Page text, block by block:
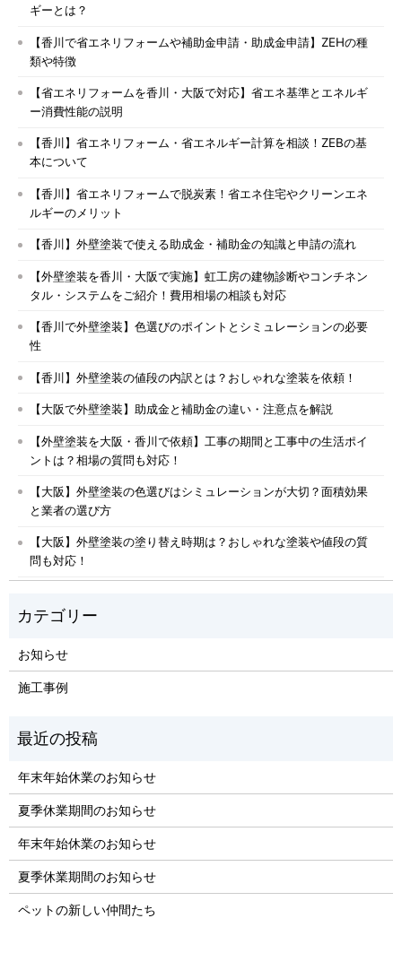
ギーとは？
【香川で省エネリフォームや補助金申請・助成金申請】ZEHの種
類や特徴
【省エネリフォームを香川・大阪で対応】省エネ基準とエネルギ
ー消費性能の説明
【香川】省エネリフォーム・省エネルギー計算を相談！ZEBの基
本について
【香川】省エネリフォームで脱炭素！省エネ住宅やクリーンエネ
ルギーのメリット
【香川】外壁塗装で使える助成金・補助金の知識と申請の流れ
【外壁塗装を香川・大阪で実施】虹工房の建物診断やコンチネン
タル・システムをご紹介！費用相場の相談も対応
【香川で外壁塗装】色選びのポイントとシミュレーションの必要
性
【香川】外壁塗装の値段の内訳とは？おしゃれな塗装を依頼！
【大阪で外壁塗装】助成金と補助金の違い・注意点を解説
【外壁塗装を大阪・香川で依頼】工事の期間と工事中の生活ポイ
ントは？相場の質問も対応！
【大阪】外壁塗装の色選びはシミュレーションが大切？面積効果
と業者の選び方
【大阪】外壁塗装の塗り替え時期は？おしゃれな塗装や値段の質
問も対応！
お知らせ
施工事例
年末年始休業のお知らせ
夏季休業期間のお知らせ
年末年始休業のお知らせ
夏季休業期間のお知らせ
ペットの新しい仲間たち